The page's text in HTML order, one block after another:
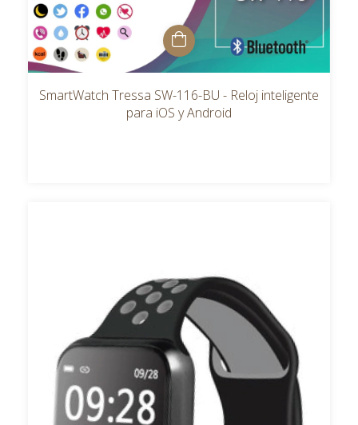
SmartWatch Tressa SW-116-BU - Reloj inteligente
para iOS y Android